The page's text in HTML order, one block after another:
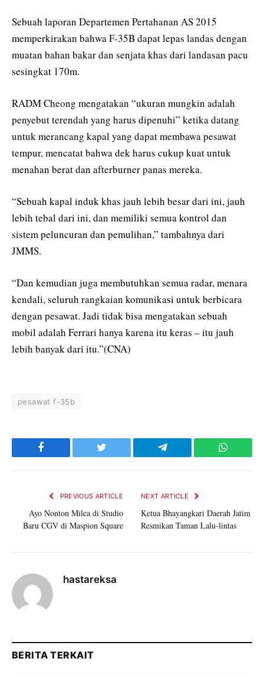
Sebuah laporan Departemen Pertahanan AS 2015
memperkirakan bahwa F-35B dapat lepas landas dengan
muatan bahan bakar dan senjata khas dari landasan pacu
sesingkat 170m.
RADM Cheong mengatakan “ukuran mungkin adalah
penyebut terendah yang harus dipenuhi” ketika datang
untuk merancang kapal yang dapat membawa pesawat
tempur, mencatat bahwa dek harus cukup kuat untuk
menahan berat dan afterburner panas mereka.
“Sebuah kapal induk khas jauh lebih besar dari ini, jauh
lebih tebal dari ini, dan memiliki semua kontrol dan
sistem peluncuran dan pemulihan,” tambahnya dari
JMMS.
“Dan kemudian juga membutuhkan semua radar, menara
kendali, seluruh rangkaian komunikasi untuk berbicara
dengan pesawat. Jadi tidak bisa mengatakan sebuah
mobil adalah Ferrari hanya karena itu keras – itu jauh
lebih banyak dari itu.”(CNA)
pesawat f-35b
Facebook Twitter Telegram
PREVIOUS ARTICLE
Ayo Nonton Milea di Studio
Baru CGV di Maspion Square
NEXT ARTICLE
Ketua Bhayangkari Daerah Jatim
Resmikan Taman Lalu-lintas
hastareksa
BERITA TERKAIT